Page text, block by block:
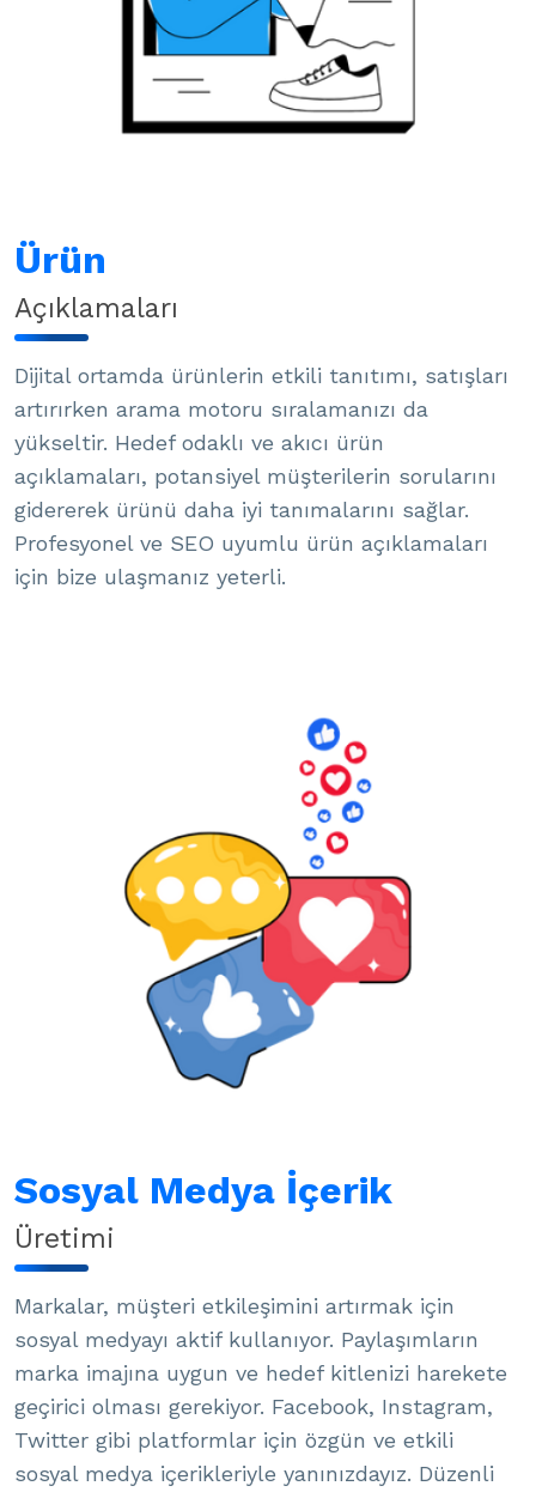
Ürün
Açıklamaları
Dijital ortamda ürünlerin etkili tanıtımı, satışları
artırırken arama motoru sıralamanızı da
yükseltir. Hedef odaklı ve akıcı ürün
açıklamaları, potansiyel müşterilerin sorularını
gidererek ürünü daha iyi tanımalarını sağlar.
Profesyonel ve SEO uyumlu ürün açıklamaları
için bize ulaşmanız yeterli.
Sosyal Medya İçerik
Üretimi
Markalar, müşteri etkileşimini artırmak için
sosyal medyayı aktif kullanıyor. Paylaşımların
marka imajına uygun ve hedef kitlenizi harekete
geçirici olması gerekiyor. Facebook, Instagram,
Twitter gibi platformlar için özgün ve etkili
sosyal medya içerikleriyle yanınızdayız. Düzenli